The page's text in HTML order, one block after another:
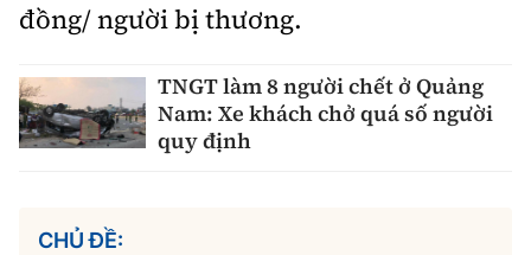
đồng/ người bị thương.
TNGT làm 8 người chết ở Quảng
Nam: Xe khách chở quá số người
quy định
CHỦ ĐỀ: